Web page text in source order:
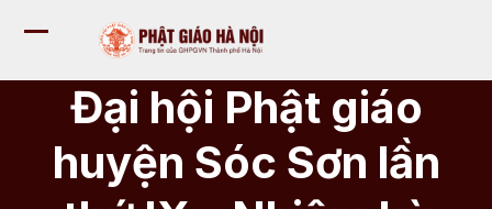
qua
nội
menu
động
menu
động
Đại hội Phật giáo
huyện Sóc Sơn lần